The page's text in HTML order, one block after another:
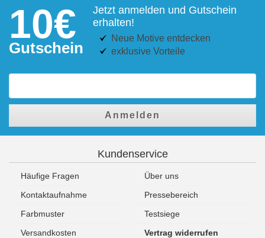
10€
Gutschein
Jetzt anmelden und Gutschein
erhalten!
Neue Motive entdecken
exklusive Vorteile
Anmelden
Kundenservice
Häufige Fragen
Über uns
Kontaktaufnahme
Pressebereich
Farbmuster
Testsiege
Versandkosten
Vertrag widerrufen